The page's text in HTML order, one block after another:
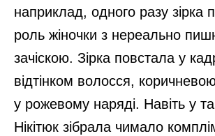
наприклад, одного разу зірка
роль жіночки з нереально
зачіскою. Зірка повстала у
відтінком волосся,
у рожевому наряді. Навіть у
Нікітюк зібрала чимало